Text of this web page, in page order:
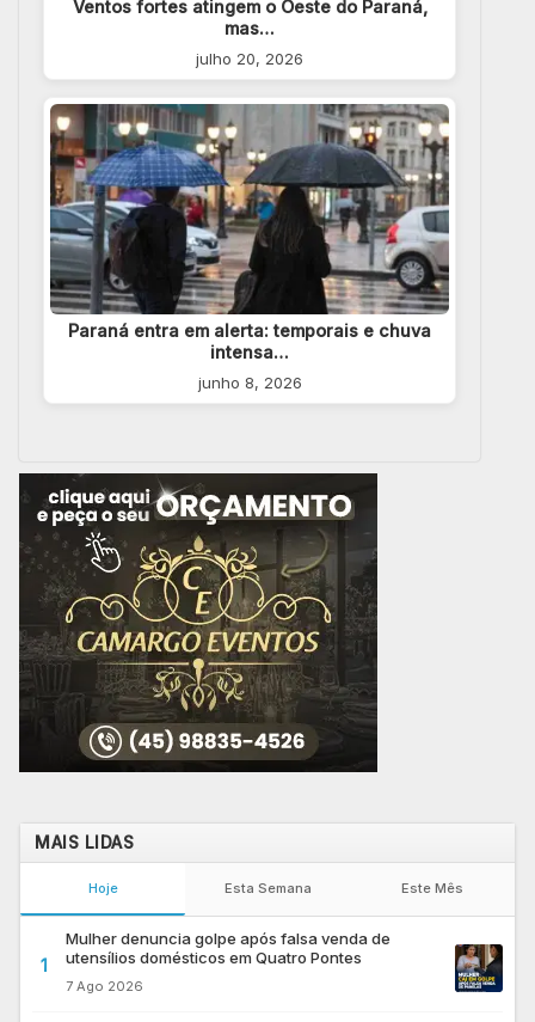
Ventos fortes atingem o Oeste do Paraná,
mas…
julho 20, 2026
Paraná entra em alerta: temporais e chuva
intensa…
junho 8, 2026
MAIS LIDAS
Hoje Esta Semana Este Mês
1
Mulher denuncia golpe após falsa venda de
utensílios domésticos em Quatro Pontes
7 Ago 2026